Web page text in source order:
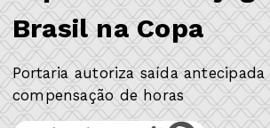
Brasil na Copa
Portaria autoriza saída antecipada
compensação de horas